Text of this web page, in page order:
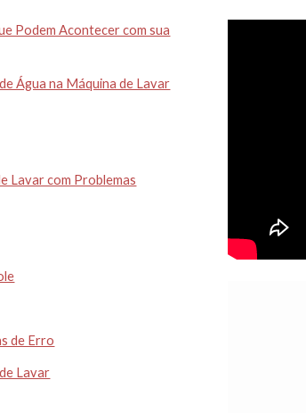
Podem Acontecer com sua
Água na Máquina de Lavar
Lavar com Problemas
de Erro
Lavar